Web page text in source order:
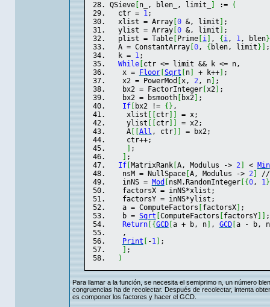
QSieve[ n_, blen_, limit_ :=
(
ctr = 1;
xlist = Array[ 0 &, limit
;
ylist = Array[ 0 &, limit
;
plist = Table[ Prime[ i] , { i, 1, blen}
A = ConstantArray[ 0, { blen, limit }
;
k = 1;
While[ ctr <= limit && k <= n,
x =
Floor[ Sqrt n] + k++]
;
x2 = PowerMod
x, 2, n]
;
bx2 = FactorInteger[ x2]
;
bx2 = bsmooth[ bx2]
;
If[ bx2 != { } ,
xlist
ctr]
= x;
ylist
ctr]
= x2;
A[ All , ctr]
= bx2;
ctr++;
;
;
If[ MatrixRank[ A, Modulus -> 2] < Min
nsM = NullSpace[ A, Modulus -> 2]
//
inNS = Mod nsM. RandomInteger[ {0, 1}
factorsX = inNS*xlist;
factorsY = inNS*ylist;
a = ComputeFactors
factorsX]
;
b = Sqrt ComputeFactors factorsY]
;
Return[ {GCD[ a + b, n] , GCD[ a - b, n
,
Print
-1]
;
;
)
Para llamar a la función, se necesita el semiprimo n, un número
congruencias ha de recolectar. Después de recolectar, intenta
es componer los factores y hacer el GCD.